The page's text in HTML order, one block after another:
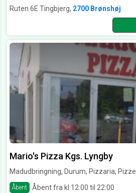
Ruten 6E Tingbjerg, 2700 Brønshøj
Mario's Pizza Kgs. Lyngby
Madudbringning, Durum, Pizzaria,
Åbent Åbent fra kl 12:00 til 22:00